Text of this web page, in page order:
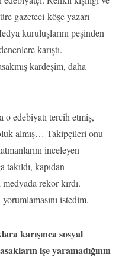
gazeteci-köşe yazarı
kuruluşlarını peşinden
karıştı.
kardeşim, daha
o edebiyatı tercih etmiş,
almış… Takipçileri onu
inceleyen
takıldı, kapıdan
rekor kırdı.
istedim.
karışınca sosyal
işe yaramadığının